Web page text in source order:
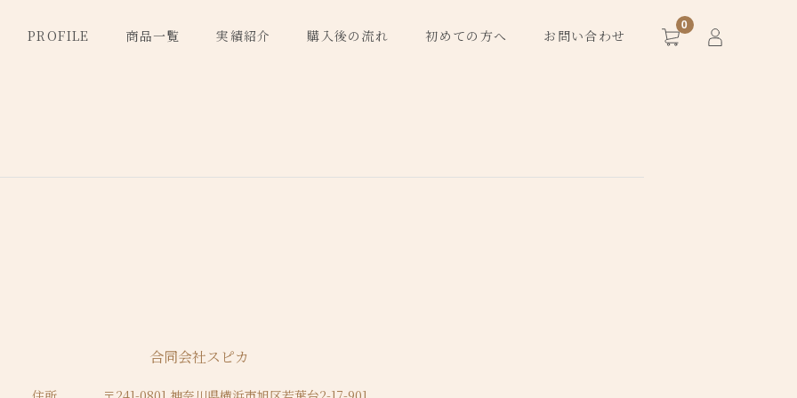
PROFILE 商品一覧 実績紹介 購入後の流れ 初めての方へ お問い合わせ
0
合同会社スピカ